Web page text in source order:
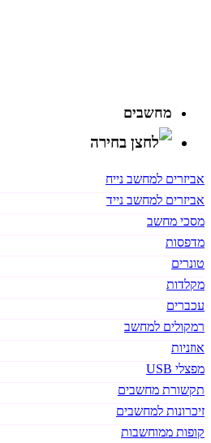
מחשבים
אביזרים למחשב נייח
אביזרים למחשב נייד
מסכי מחשב
מדפסות
טונרים
מקלדות
עכברים
רמקולים למחשב
אוזניות
מפצלי USB
תקשורת מחשבים
זיכרונות למחשבים
קופות ממוחשבות